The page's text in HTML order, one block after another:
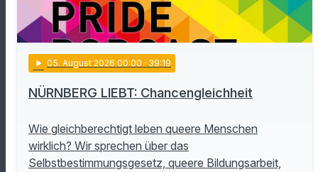
play_arrow 05. August 2026 00:00 · 39:19
NÜRNBERG LIEBT: Chancengleichheit
Wie gleichberechtigt leben queere Menschen
wirklich? Wir sprechen über das
Selbstbestimmungsgesetz, queere Bildungsarbeit,